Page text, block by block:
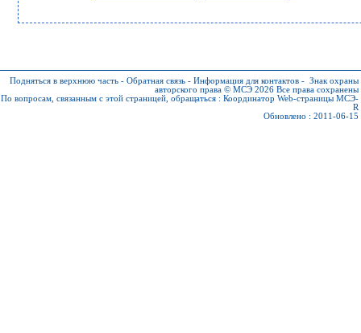
Подняться в верхнюю часть - Обратная связь - Информация для контактов - Знак охраны
авторского права © МСЭ 2026 Все права сохранены
По вопросам, связанным с этой страницей, обращаться : Координатор Web-страницы МСЭ-
R
Обновлено : 2011-06-15